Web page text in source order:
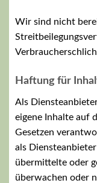
Wir sind nicht
Haftung für
Als
eigene Inhalte auf
Gesetzen
als
übermittelte oder
überwachen oder